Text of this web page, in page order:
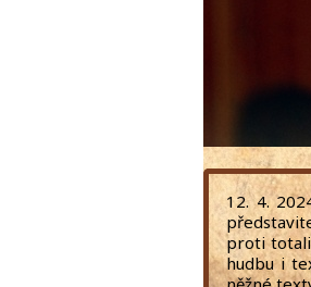
12. 4.
proti
hudbu i